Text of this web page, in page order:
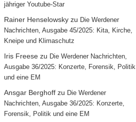
jähriger Youtube-Star
Rainer Henselowsky zu Die Werdener
Nachrichten, Ausgabe 45/2025: Kita, Kirche,
Kneipe und Klimaschutz
Iris Freese zu Die Werdener Nachrichten,
Ausgabe 36/2025: Konzerte, Forensik, Politik
und eine EM
Ansgar Berghoff zu Die Werdener
Nachrichten, Ausgabe 36/2025: Konzerte,
Forensik, Politik und eine EM